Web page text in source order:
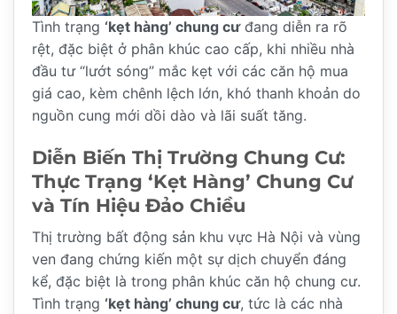
Tình trạng ‘kẹt hàng’ chung cưđang diễn ra rõ
rệt, đặc biệt ở phân khúc cao cấp, khi nhiều nhà
đầu tư “lướt sóng” mắc kẹt với các căn hộ mua
giá cao, kèm chênh lệch lớn, khó thanh khoản do
nguồn cung mới dồi dào và lãi suất tăng.
Diễn Biến Thị Trường Chung Cư:
Thực Trạng ‘Kẹt Hàng’ Chung Cư
và Tín Hiệu Đảo Chiều
Thị trường bất động sản khu vực Hà Nội và vùng
ven đang chứng kiến một sự dịch chuyển đáng
kể, đặc biệt là trong phân khúc căn hộ chung cư.
Tình trạng ‘kẹt hàng’ chung cư, tức là các nhà